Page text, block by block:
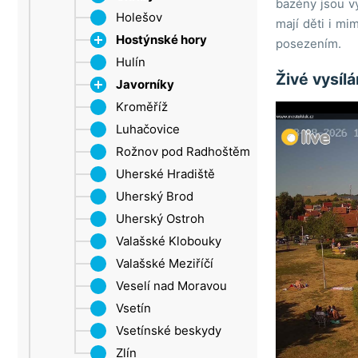
Šluknovský výběžek
Ústí nad Labem
Žatec
Roštín
Holešov
Hostýnské hory
Chvalčov
Rusava
Tesák
Trnava u Zlína
Troják
Hulín
Javorníky
Velké Karlovice
Kroměříž
Luhačovice
Rožnov pod Radhoštěm
Uherské Hradiště
Uherský Brod
Uherský Ostroh
Valašské Klobouky
Valašské Meziříčí
Veselí nad Moravou
Vsetín
Vsetínské beskydy
Zlín
bazény jsou
mají děti i
posezením.
Živé